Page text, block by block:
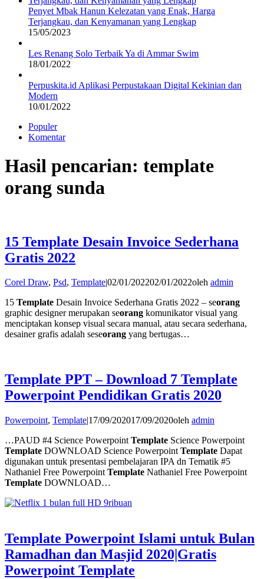
Penyet Mbak Hanun Kelezatan yang Enak, Harga
Terjangkau, dan Kenyamanan yang Lengkap
15/05/2023
Les Renang Solo Terbaik Ya di Ammar Swim
18/01/2022
Perpuskita.id Aplikasi Perpustakaan Digital Kekinian dan
Modern
10/01/2022
Populer
Komentar
Hasil pencarian: template
orang sunda
15 Template Desain Invoice Sederhana
Gratis 2022
Corel Draw, Psd, Template02/01/202202/01/2022oleh admin
15 Template Desain Invoice Sederhana Gratis 2022 – seorang
graphic designer merupakan seorang komunikator visual yang
menciptakan konsep visual secara manual, atau secara sederhana,
desainer grafis adalah seseorang yang bertugas…
Template PPT – Download 7 Template
Powerpoint Pendidikan Gratis 2020
Powerpoint, Template|17/09/202017/09/2020oleh admin
…PAUD #4 Science Powerpoint Template Science Powerpoint
Template DOWNLOAD Science Powerpoint Template Dapat
digunakan untuk presentasi pembelajaran IPA dn Tematik #5
Nathaniel Free Powerpoint Template Nathaniel Free Powerpoint
Template DOWNLOAD…
Template Powerpoint Islami untuk Bulan
Ramadhan dan Masjid 2020|Gratis
Powerpoint Template